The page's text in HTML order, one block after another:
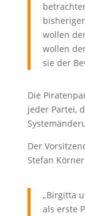
wollen
wollen
sie der
Die
jeder Partei,
Der
Stefan
„Birgitta
als erste